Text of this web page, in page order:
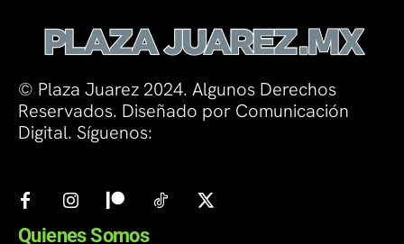
© Plaza Juarez 2024. Algunos Derechos
Reservados. Diseñado por Comunicación
Digital. Síguenos:
Quienes Somos